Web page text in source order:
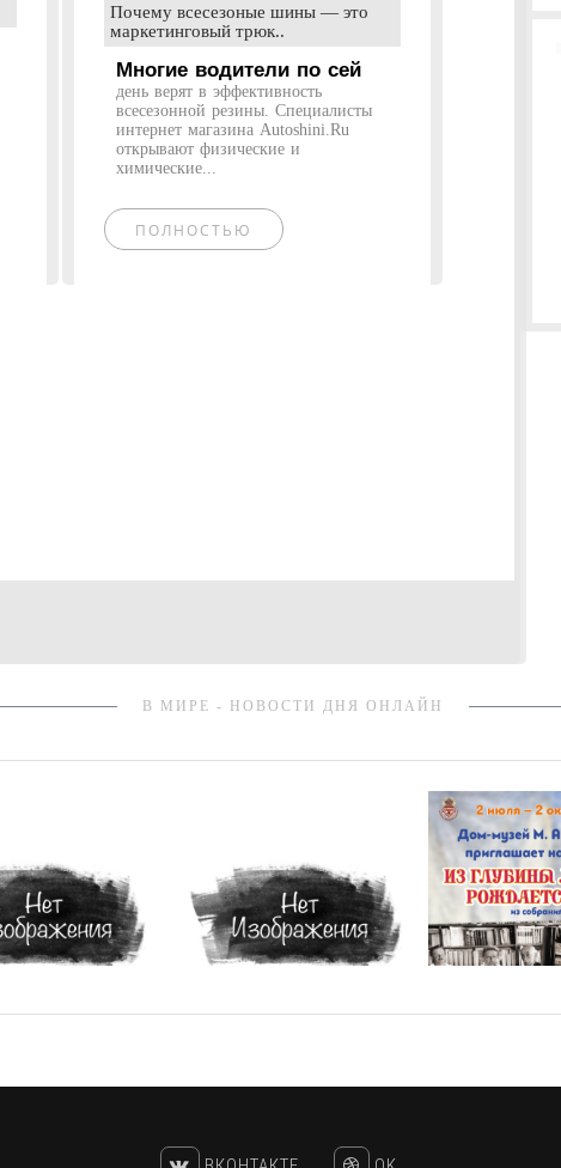
Почему всесезоные шины — это
маркетинговый трюк..
Многие водители по сей
день верят в эффективность
всесезонной резины. Специалисты
интернет магазина Autoshini.Ru
открывают физические и
химические...
ПОЛНОСТЬЮ
В МИРЕ - НОВОСТИ ДНЯ ОНЛАЙН